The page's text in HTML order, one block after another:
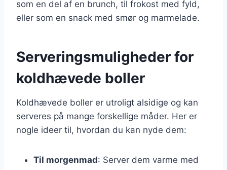
som en del af en brunch, til frokost med fyld,
eller som en snack med smør og marmelade.
Serveringsmuligheder for
koldhævede boller
Koldhævede boller er utroligt alsidige og kan
serveres på mange forskellige måder. Her er
nogle ideer til, hvordan du kan nyde dem:
Til morgenmad: Server dem varme med